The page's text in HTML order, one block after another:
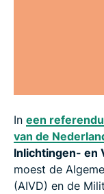
In een
van de
Inlichtingen- en
moest de
(AIVD) en de